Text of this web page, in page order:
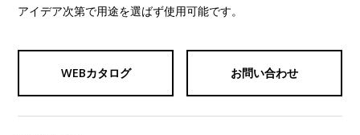
アイデア次第で用途を選ばず使用可能です。
WEBカタログ お問い合わせ